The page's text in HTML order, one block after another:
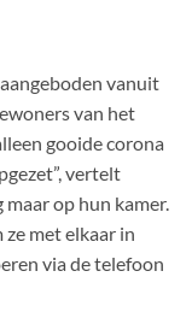
vanuit
van het
gooide corona
vertelt
op hun kamer.
ze met elkaar in
via de telefoon